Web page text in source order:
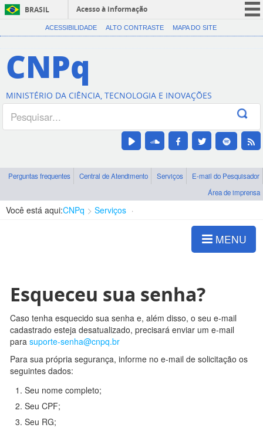
BRASIL
Acesso à informação
CORONAVÍRUS (COVID-19)
Canais
ACESSIBILIDADE ALTO CONTRASTE MAPA DO SITE
CNPq
MINISTÉRIO DA CIÊNCIA, TECNOLOGIA E INOVAÇÕES
Perguntas frequentes Central de Atendimento Serviços
E-mail do Pesquisador
Área de imprensa
Você está aqui:CNPq Serviços
MENU
Esqueceu sua senha?
Caso tenha esquecido sua senha e, além disso, o seu e-mail
cadastrado esteja desatualizado, precisará enviar um e-mail
para suporte-senha@cnpq.br
Para sua própria segurança, informe no e-mail de solicitação os
seguintes dados:
Seu nome completo;
Seu CPF;
Seu RG;